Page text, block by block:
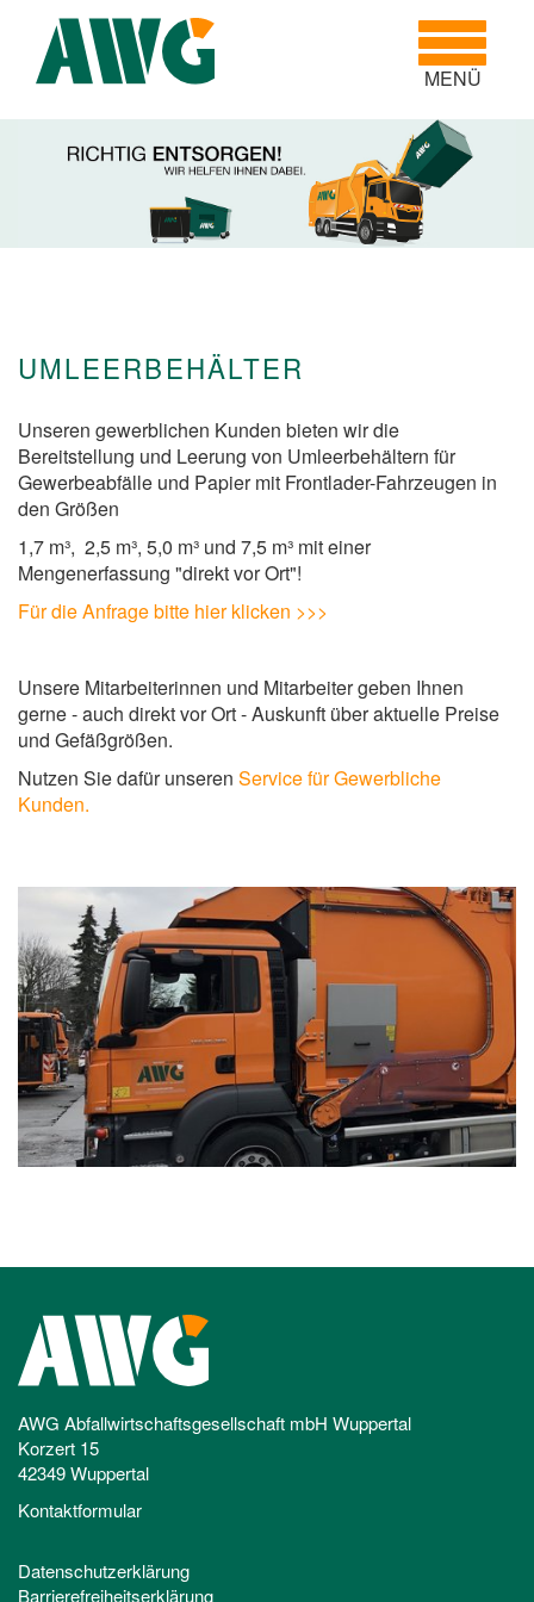
Toggle
MENÜ
UMLEERBEHÄLTER
Unseren gewerblichen Kunden bieten wir die
Bereitstellung und Leerung von Umleerbehältern für
Gewerbeabfälle und Papier mit Frontlader-Fahrzeugen in
den Größen
1,7 m³, 2,5 m³, 5,0 m³ und 7,5 m³ mit einer
Mengenerfassung "direkt vor Ort"!
Für die Anfrage bitte hier klicken >>>
Unsere Mitarbeiterinnen und Mitarbeiter geben Ihnen
gerne - auch direkt vor Ort - Auskunft über aktuelle Preise
und Gefäßgrößen.
Nutzen Sie dafür unseren Service für Gewerbliche
Kunden.
AWG Abfallwirtschaftsgesellschaft mbH Wuppertal
Korzert 15
42349 Wuppertal
Kontaktformular
Datenschutzerklärung
Barrierefreiheitserklärung